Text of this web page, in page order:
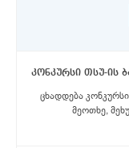
ცხადდება
მეოთხე,